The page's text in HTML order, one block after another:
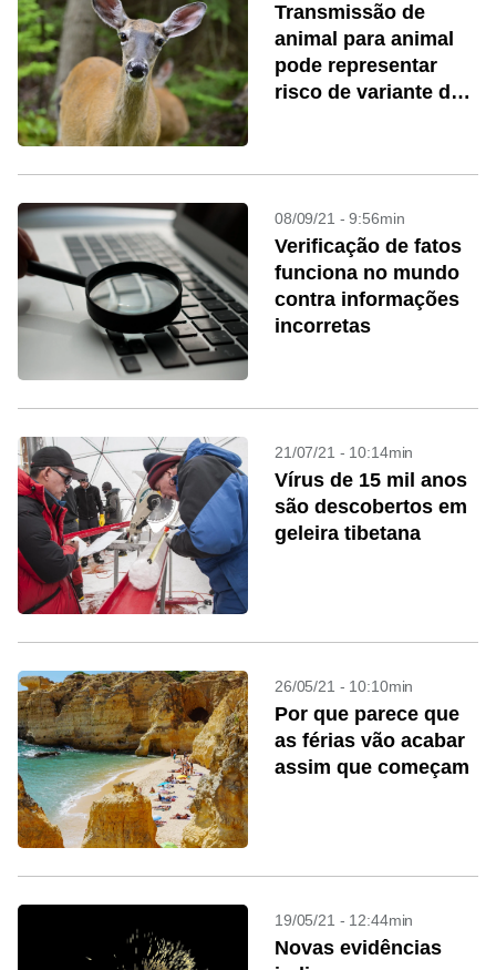
Transmissão de
animal para animal
pode representar
risco de variante de
08/09/21 - 9:56min
Verificação de fatos
funciona no mundo
contra informações
incorretas
21/07/21 - 10:14min
Vírus de 15 mil anos
são descobertos em
geleira tibetana
26/05/21 - 10:10min
Por que parece que
as férias vão acabar
assim que começam
19/05/21 - 12:44min
Novas evidências